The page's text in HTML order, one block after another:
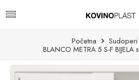
Početna
Sudoperi
BLANCO METRA 5 S-F BIJELA